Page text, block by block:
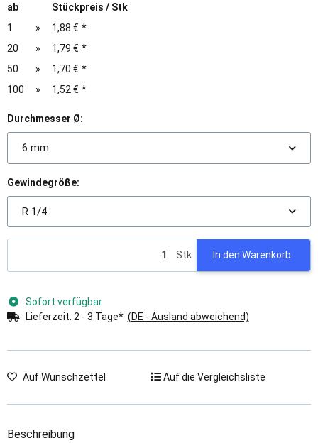
ab
Stückpreis / Stk
1
» 1,88 € *
20
» 1,79 € *
50
» 1,70 € *
100
» 1,52 € *
Durchmesser Ø:
6 mm
Gewindegröße:
R 1/4
Stk In den Warenkorb
Sofort verfügbar
Lieferzeit: 2 - 3 Tage* (DE - Ausland abweichend)
Auf Wunschzettel Auf die Vergleichsliste
Beschreibung